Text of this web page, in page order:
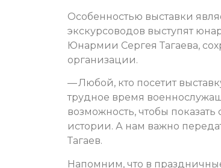
Особенностью выставки
экскурсоводов выступят
Юнармии Сергея Тагаева,
организации.
— Любой, кто посетит
трудное время
возможность, чтобы
истории. А нам важно
Тагаев.
Напомним, что в